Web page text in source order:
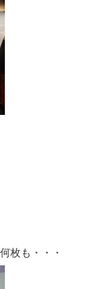
枚も・・・